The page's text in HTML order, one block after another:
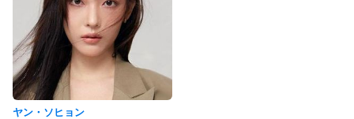
ヤン・ソヒョン